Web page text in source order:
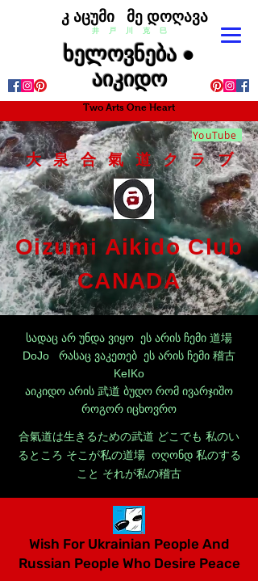
კ აცუმი მე დოღავა
ხელოვნება ●
აიკიდო
井 戸 川 克 巳
Two Arts One Heart
YouTube
大 泉 合 氣 道 ク ラ ブ
Oizumi Aikido Club
CANADA
სადაც არ უნდა ვიყო ეს არის ჩემი 道場
DoJo რასაც ვაკეთებ ეს არის ჩემი 稽古
KeIKo
აიკიდო არის 武道 ბუდო რომ ივარჯიშო
როგორ იცხოვრო
合氣道は生きるための武道 どこでも 私のい
るところ そこが私の道場 ოღონდ 私のする
こと それが私の稽古
Wish For Ukrainian People And
Russian People Who Desire Peace